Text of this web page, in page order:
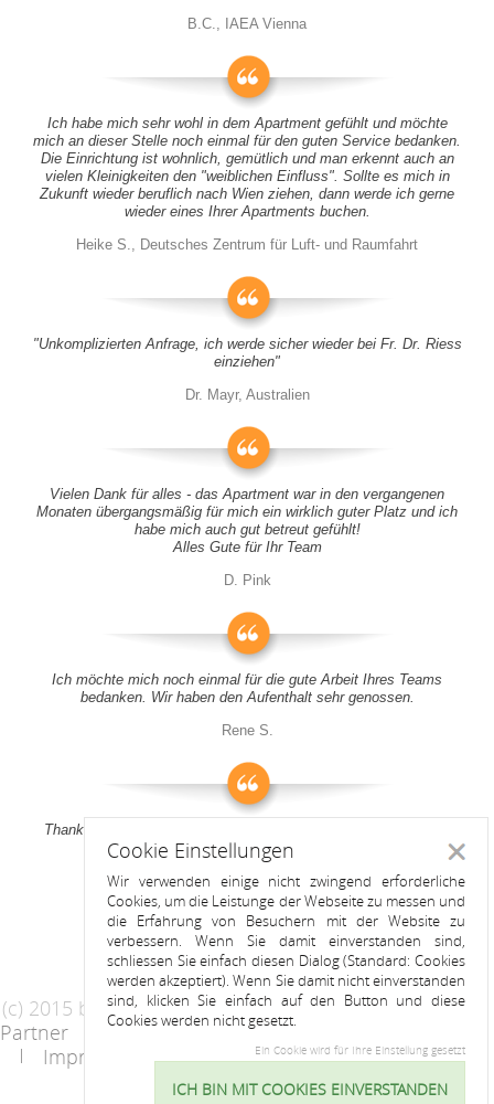
B.C., IAEA Vienna
Ich habe mich sehr wohl in dem Apartment gefühlt und möchte
mich an dieser Stelle noch einmal für den guten Service bedanken.
Die Einrichtung ist wohnlich, gemütlich und man erkennt auch an
vielen Kleinigkeiten den "weiblichen Einfluss". Sollte es mich in
Zukunft wieder beruflich nach Wien ziehen, dann werde ich gerne
wieder eines Ihrer Apartments buchen.
Heike S., Deutsches Zentrum für Luft- und Raumfahrt
"Unkomplizierten Anfrage, ich werde sicher wieder bei Fr. Dr. Riess
einziehen"
Dr. Mayr, Australien
Vielen Dank für alles - das Apartment war in den vergangenen
Monaten übergangsmäßig für mich ein wirklich guter Platz und ich
habe mich auch gut betreut gefühlt!
Alles Gute für Ihr Team
D. Pink
Ich möchte mich noch einmal für die gute Arbeit Ihres Teams
bedanken. Wir haben den Aufenthalt sehr genossen.
Rene S.
Thank you all for your support! It was a pleasure to stay at your
apartment
Anitah S.
(c) 2015 by Riess Apartments
Partner
AGB
Datenschutzerklärung
Impressum
Kontakt
Cookie
Cookie Einstellungen
Wir verwenden einige nicht zwingend erforderliche
Cookies, um die Leistunge der Webseite zu messen und
die Erfahrung von Besuchern mit der Website zu
verbessern. Wenn Sie damit einverstanden sind,
schliessen Sie einfach diesen Dialog (Standard: Cookies
werden akzeptiert). Wenn Sie damit nicht einverstanden
sind, klicken Sie einfach auf den Button und diese
Cookies werden nicht gesetzt.
Ein Cookie wird für Ihre Einstellung gesetzt
ICH BIN MIT COOKIES EINVERSTANDEN